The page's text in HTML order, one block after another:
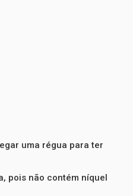
uma régua para ter
pois não contém níquel